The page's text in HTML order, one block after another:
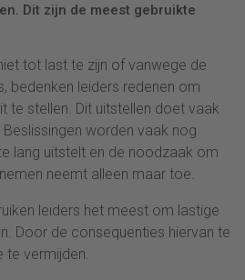
Dit zijn de meest gebruikte
tot last te zijn of vanwege de
bedenken leiders redenen om
te stellen. Dit uitstellen doet vaak
worden vaak nog
lang uitstelt en de noodzaak om
neemt alleen maar toe.
leiders het meest om lastige
Door de consequenties hiervan te
te vermijden.